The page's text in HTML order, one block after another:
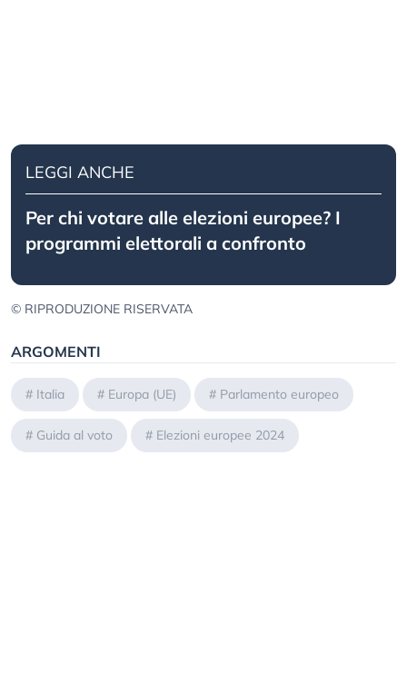
LEGGI ANCHE
Per chi votare alle elezioni europee? I
programmi elettorali a confronto
© RIPRODUZIONE RISERVATA
ARGOMENTI
# Italia # Europa (UE) # Parlamento europeo
# Guida al voto # Elezioni europee 2024